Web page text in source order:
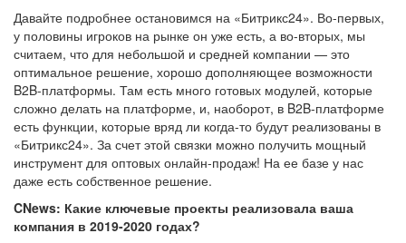
Давайте подробнее остановимся на «Битрикс24». Во-первых,
у половины игроков на рынке он уже есть, а во-вторых, мы
считаем, что для небольшой и средней компании — это
оптимальное решение, хорошо дополняющее возможности
B2B-платформы. Там есть много готовых модулей, которые
сложно делать на платформе, и, наоборот, в B2B-платформе
есть функции, которые вряд ли когда-то будут реализованы в
«Битрикс24». За счет этой связки можно получить мощный
инструмент для оптовых онлайн-продаж! На ее базе у нас
даже есть собственное решение.
CNews: Какие ключевые проекты реализовала ваша
компания в 2019-2020 годах?